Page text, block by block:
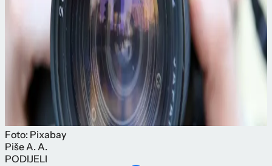
Foto: Pixabay
PišeA. A.
PODIJELI